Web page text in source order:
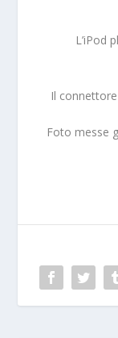
L’iPod
Il
Foto messe